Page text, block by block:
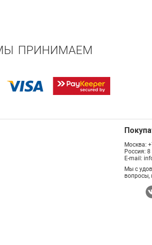
ПРИНИМАЕМ
Москва:
Россия: 8
E-mail:
Мы с
вопросы,